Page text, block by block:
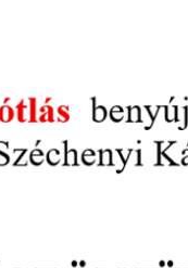
a portált,
a weboldal
és